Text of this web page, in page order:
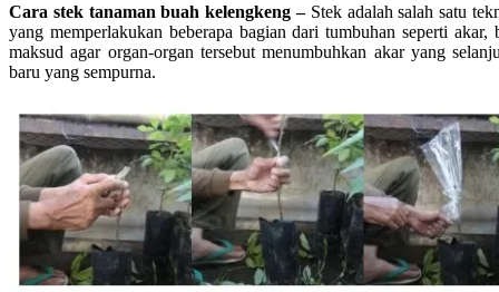
Cara stek tanaman buah kelengkeng –Stek adalah salah satu
yang memperlakukan beberapa bagian dari tumbuhan seperti akar,
maksud agar organ-organ tersebut menumbuhkan akar yang
baru yang sempurna.